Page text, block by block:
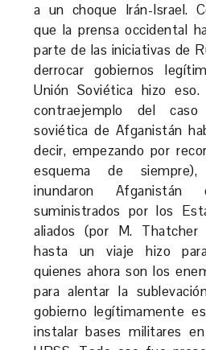
a un choque Irán-Israel.
que la prensa occidental
parte de las iniciativas de
derrocar gobiernos
Unión Soviética hizo
contraejemplo del
soviética de Afganistán
decir, empezando por
esquema de
inundaron Afganistán
suministrados por los
aliados (por M. Thatcher
hasta un viaje hizo
quienes ahora son los
para alentar la
gobierno legítimamente
instalar bases militares